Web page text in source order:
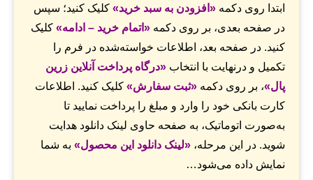
ابتدا روی دکمه « افزودن به سبد خرید» کلیک کنید؛ سپس
در صفحه بعدی، بر روی دکمه «اتمام خرید – ادامه» کلیک
کنید. در صفحه بعد، اطلاعات خواسته‌شده در فرم را
تکمیل و درنهایت با انتخاب «درگاه پرداخت آنلاین زرین
پال»، بر روی دکمه «ثبت سفارش» کلیک کنید. اطلاعات
کارت بانکی خود را وارد و مبلغ را پرداخت نمایید تا
به‌صورت اتوماتیک، به صفحه حاوی لینک‌ دانلود هدایت
شوید. در این مرحله، «لینک‌ دانلود این محصول» به شما
نمایش داده می‌شود…